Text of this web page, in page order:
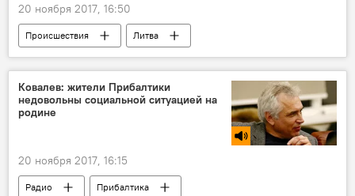
20 ноября 2017, 16:50
Происшествия
Литва
гора Гедиминаса
Ковалев: жители Прибалтики
недовольны социальной ситуацией на
родине
20 ноября 2017, 16:15
Радио Прибалтика